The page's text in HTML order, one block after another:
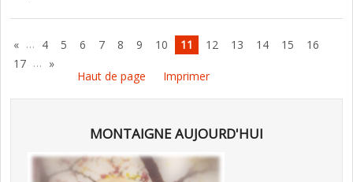
« … 4 5 6 7 8 9 10 11 12 13 14 15
16
17 … »
Haut de page
Imprimer
MONTAIGNE AUJOURD'HUI